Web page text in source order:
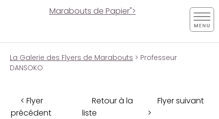
Marabouts de Papier">
La Galerie des Flyers de Marabouts > Professeur
DANSOKO
< Flyer
précédent
Retour à la
liste
Flyer suivant
>